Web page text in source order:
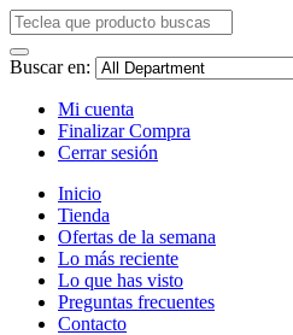
Buscar en:
Mi cuenta
Finalizar Compra
Cerrar sesión
Inicio
Tienda
Ofertas de la semana
Lo más reciente
Lo que has visto
Preguntas frecuentes
Contacto